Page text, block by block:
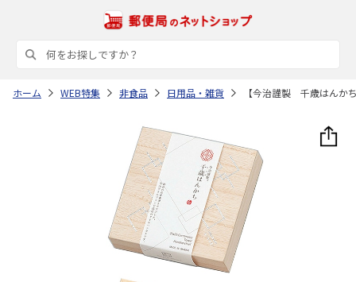
ホーム WEB特集 非食品 日用品・雑貨 【今治謹製 千歳はん